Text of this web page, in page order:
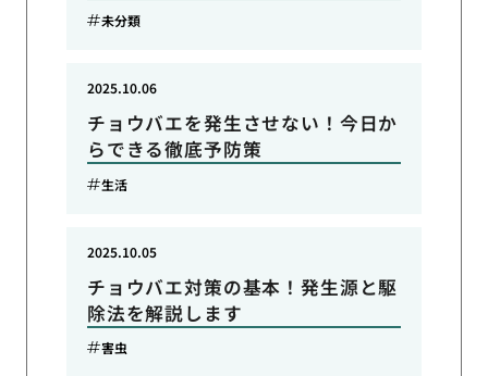
未分類
チョウバエを発生させない！今日か
らできる徹底予防策
2025.10.06
生活
チョウバエ対策の基本！発生源と駆
除法を解説します
2025.10.05
害虫